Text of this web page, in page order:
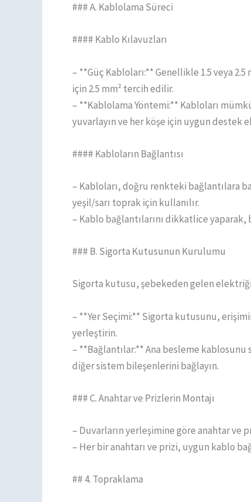
### A. Kablolama Süreci
#### Kablo Kılavuzları
– **Güç Kabloları:** Genellikle 1.5 veya 2.5
için 2.5 mm² tercih edilir.
– **Kablolama Yöntemi:** Kabloları
yuvarlayın ve her köşe için uygun destek
#### Kabloların Bağlantısı
– Kabloları, doğru renkteki bağlantılara
yeşil/sarı toprak için kullanılır.
– Kablo bağlantılarını dikkatlice
### B. Sigorta Kutusunun Kurulumu
Sigorta kutusu, şebekeden gelen
– **Yer Seçimi:** Sigorta kutusunu,
yerleştirin.
– **Bağlantılar:** Ana besleme
diğer sistem bileşenlerini bağlayın.
### C. Anahtar ve Prizlerin Montajı
– Duvarların yerleşimine göre anahtar
– Her bir anahtarı ve prizi, uygun kablo
## 4. Topraklama